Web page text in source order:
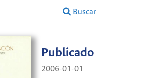
Buscar
Publicado
2006-01-01